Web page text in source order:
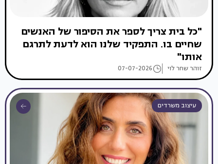
"כל בית צריך לספר את הסיפור של האנשים
שחיים בו. התפקיד שלנו הוא לדעת לתרגם
אותו"
זוהר שחר לוי 07-07-2026
עיצוב משרדים